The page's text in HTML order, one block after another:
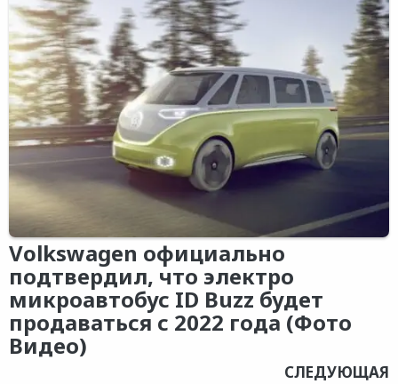
Volkswagen официально
подтвердил, что электро
микроавтобус ID Buzz будет
продаваться с 2022 года (Фото
Видео)
СЛЕДУЮЩАЯ